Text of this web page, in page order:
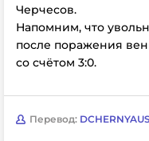
Черчесов.
Напомним, что
после поражения
со счётом 3:0.
Перевод: